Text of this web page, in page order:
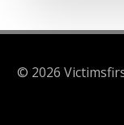
© 2026